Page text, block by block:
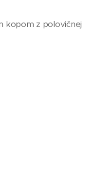
kopom z polovičnej